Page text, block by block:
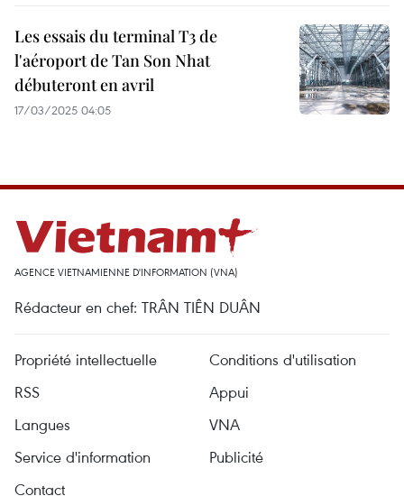
Les essais du terminal T3 de
l'aéroport de Tan Son Nhat
débuteront en avril
17/03/2025 04:05
AGENCE VIETNAMIENNE D'INFORMATION (VNA)
Rédacteur en chef: TRÂN TIÊN DUÂN
Propriété intellectuelle
Conditions d'utilisation
RSS
Appui
Langues
VNA
Service d'information
Publicité
Contact